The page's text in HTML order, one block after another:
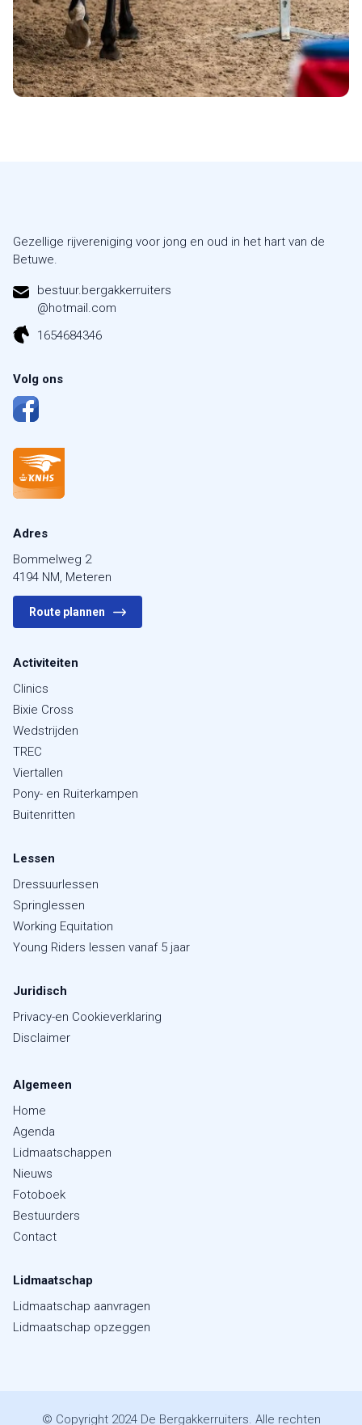
Gezellige rijvereniging voor jong en oud in het hart van de
Betuwe.
bestuur.bergakkerruiters
@hotmail.com
1654684346
Volg ons
Adres
Bommelweg 2
4194 NM, Meteren
Route plannen
Activiteiten
Clinics
Bixie Cross
Wedstrijden
TREC
Viertallen
Pony- en Ruiterkampen
Buitenritten
Lessen
Dressuurlessen
Springlessen
Working Equitation
Young Riders lessen vanaf 5 jaar
Juridisch
Privacy-en Cookieverklaring
Disclaimer
Algemeen
Home
Agenda
Lidmaatschappen
Nieuws
Fotoboek
Bestuurders
Contact
Lidmaatschap
Lidmaatschap aanvragen
Lidmaatschap opzeggen
© Copyright 2024 De Bergakkerruiters. Alle rechten